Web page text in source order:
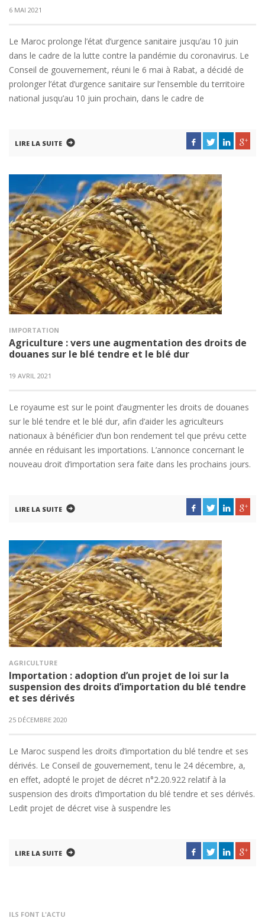
6 MAI 2021
Le Maroc prolonge l’état d’urgence sanitaire jusqu’au 10 juin
dans le cadre de la lutte contre la pandémie du coronavirus. Le
Conseil de gouvernement, réuni le 6 mai à Rabat, a décidé de
prolonger l’état d’urgence sanitaire sur l’ensemble du territoire
national jusqu’au 10 juin prochain, dans le cadre de
LIRE LA SUITE
IMPORTATION
Agriculture : vers une augmentation des droits de
douanes sur le blé tendre et le blé dur
19 AVRIL 2021
Le royaume est sur le point d’augmenter les droits de douanes
sur le blé tendre et le blé dur, afin d’aider les agriculteurs
nationaux à bénéficier d’un bon rendement tel que prévu cette
année en réduisant les importations. L’annonce concernant le
nouveau droit d’importation sera faite dans les prochains jours.
LIRE LA SUITE
AGRICULTURE
Importation : adoption d’un projet de loi sur la
suspension des droits d’importation du blé tendre
et ses dérivés
25 DÉCEMBRE 2020
Le Maroc suspend les droits d’importation du blé tendre et ses
dérivés. Le Conseil de gouvernement, tenu le 24 décembre, a,
en effet, adopté le projet de décret n°2.20.922 relatif à la
suspension des droits d’importation du blé tendre et ses dérivés.
Ledit projet de décret vise à suspendre les
LIRE LA SUITE
ILS FONT L'ACTU